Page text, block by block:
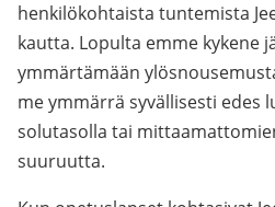
henkilökohtaista tuntemista
kautta. Lopulta emme kykene
ymmärtämään
me ymmärrä syvällisesti edes
solutasolla tai
suuruutta.